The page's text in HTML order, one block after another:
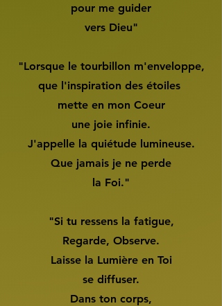
pour me guider
vers Dieu"
"Lorsque le tourbillon m'enveloppe,
que l'inspiration des étoiles
mette en mon Coeur
une joie infinie.
J'appelle la quiétude lumineuse.
Que jamais je ne perde
la Foi."
"Si tu ressens la fatigue,
Regarde, Observe.
Laisse la Lumière en Toi
se diffuser.
Dans ton corps,